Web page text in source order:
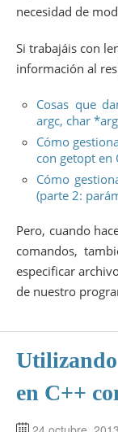
necesidad de
Si trabajáis con
información al
Cosas que
argc, char
Cómo
con getopt en
Cómo
(parte 2:
Pero, cuando
comandos,
especificar
de nuestro
Utilizando
en C++